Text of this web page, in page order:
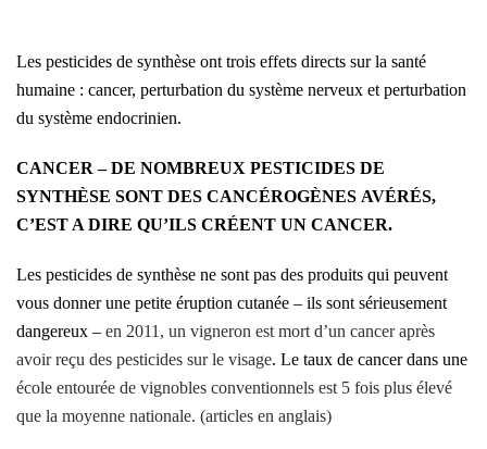
Les pesticides de synthèse ont trois effets directs sur la santé
humaine : cancer, perturbation du système nerveux et perturbation
du système endocrinien.
CANCER – DE NOMBREUX PESTICIDES DE
SYNTHÈSE SONT DES CANCÉROGÈNES AVÉRÉS,
C’EST A DIRE QU’ILS CRÉENT UN CANCER.
Les pesticides de synthèse ne sont pas des produits qui peuvent
vous donner une petite éruption cutanée – ils sont sérieusement
dangereux – en 2011, un vigneron est mort d’un cancer après
avoir reçu des pesticides sur le visage. Le taux de cancer dans une
école entourée de vignobles conventionnels est 5 fois plus élevé
que la moyenne nationale. (articles en anglais)